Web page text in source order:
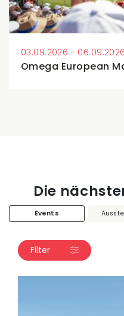
03.09.2026 - 06.09.2026
Omega European
Die
Events
Filter